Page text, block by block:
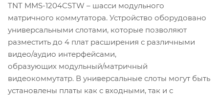
TNT MMS-1204CSTW – шасси модульного
матричного коммутатора. Устройство оборудовано
универсальными слотами, которые позволяют
разместить до 4 плат расширения с различными
видео/аудио интерфейсами,
образующих модульный/матричный
видеокоммутатр. В универсальные слоты могут быть
установлены платы как с входными, так и с